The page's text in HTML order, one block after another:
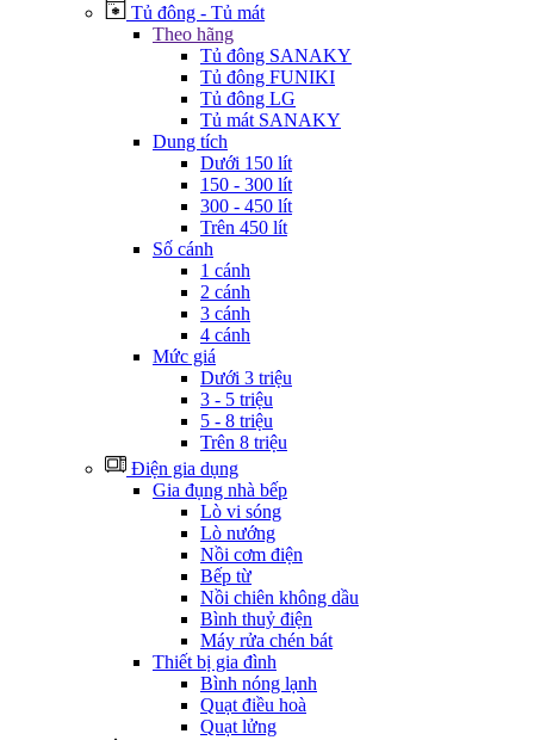
Tủ đông - Tủ mát
Theo hãng
Tủ đông SANAKY
Tủ đông FUNIKI
Tủ đông LG
Tủ mát SANAKY
Dung tích
Dưới 150 lít
150 - 300 lít
300 - 450 lít
Trên 450 lít
Số cánh
1 cánh
2 cánh
3 cánh
4 cánh
Mức giá
Dưới 3 triệu
3 - 5 triệu
5 - 8 triệu
Trên 8 triệu
Điện gia dụng
Gia đụng nhà bếp
Lò vi sóng
Lò nướng
Nồi cơm điện
Bếp từ
Nồi chiên không dầu
Bình thuỷ điện
Máy rửa chén bát
Thiết bị gia đình
Bình nóng lạnh
Quạt điều hoà
Quạt lửng